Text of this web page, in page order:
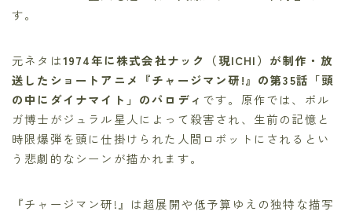
す。
元ネタは1974年に株式会社ナック（現ICHI）が制作・放
送したショートアニメ『チャージマン研!』の第35話「頭
の中にダイナマイト」のパロディ です。原作では、ボル
ガ博士がジュラル星人によって殺害され、生前の記憶と
時限爆弾を頭に仕掛けられた人間ロボットにされるとい
う悲劇的なシーンが描かれます。
『チャージマン研!』は超展開や低予算ゆえの独特な描写